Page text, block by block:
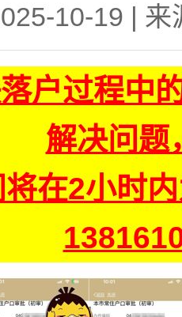
10-19 | 来
户过程中
解决问题
在2小时